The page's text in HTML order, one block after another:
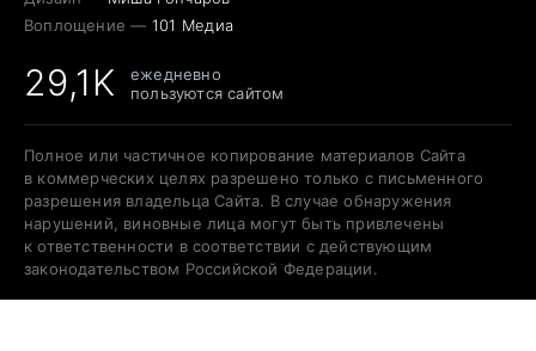
Воплощение — 101 Медиа
29,1K
ежедневно
пользуются сайтом
Полное или частичное копирование материалов Сайта
в коммерческих целях разрешено только с письменного
разрешения владельца Сайта. В случае обнаружения
нарушений, виновные лица могут быть привлечены
к ответственности в соответствии с действующим
законодательством Российской Федерации.